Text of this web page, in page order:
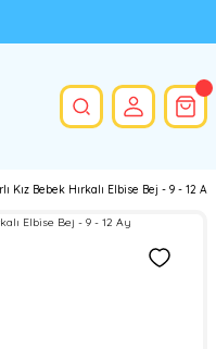
Kız Bebek Hırkalı Elbise Bej - 9 - 12 Ay